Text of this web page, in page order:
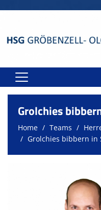
Home
Spielstätten
Grolchies
Home Teams
Grolchies bibbern in